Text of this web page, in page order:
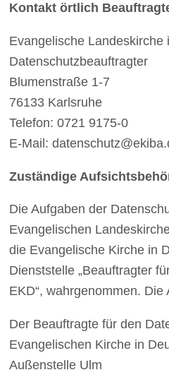
Kontakt örtlich
Evangelische Landeskirche
Datenschutzbeauftragter
Blumenstraße 1-7
76133 Karlsruhe
Telefon: 0721 9175-0
E-Mail:
Zuständige
Die Aufgaben der
Evangelischen
die Evangelische Kirche in
Dienststelle „Beauftragter
EKD“, wahrgenommen. Die
Der Beauftragte für den
Evangelischen Kirche in
Außenstelle Ulm